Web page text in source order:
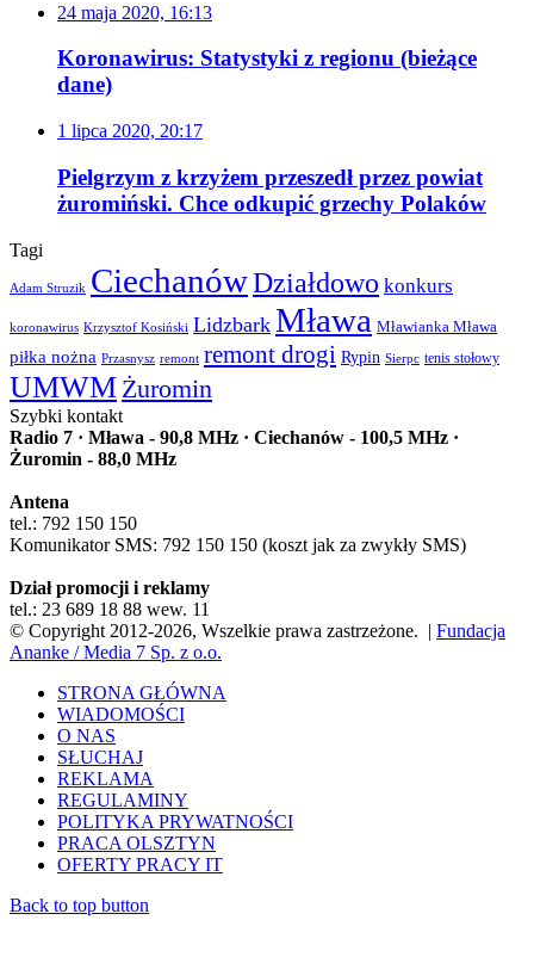
24 maja 2020, 16:13
Koronawirus: Statystyki z regionu (bieżące
dane)
1 lipca 2020, 20:17
Pielgrzym z krzyżem przeszedł przez powiat
żuromiński. Chce odkupić grzechy Polaków
Tagi
Adam Struzik CiechanówDziałdowo konkurs
koronawirus Krzysztof Kosiński Lidzbark Mława Mławianka Mława
piłka nożna Przasnysz remont remont drogi Rypin Sierpc tenis stołowy
UMWM Żuromin
Szybki kontakt
Radio 7 · Mława - 90,8 MHz · Ciechanów - 100,5 MHz ·
Żuromin - 88,0 MHz
Antena
tel.: 792 150 150
Komunikator SMS: 792 150 150 (koszt jak za zwykły SMS)
Dział promocji i reklamy
tel.: 23 689 18 88 wew. 11
© Copyright 2012-2026, Wszelkie prawa zastrzeżone. | Fundacja
Ananke / Media 7 Sp. z o.o.
STRONA GŁÓWNA
WIADOMOŚCI
O NAS
SŁUCHAJ
REKLAMA
REGULAMINY
POLITYKA PRYWATNOŚCI
PRACA OLSZTYN
OFERTY PRACY IT
Back to top button